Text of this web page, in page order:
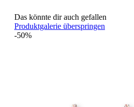
Das könnte dir auch gefallen
Produktgalerie überspringen
-50%